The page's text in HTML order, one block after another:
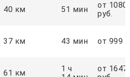
40 км 51 мин
от 1080
руб.
37 км 43 мин от 999
61 км
1 ч
от 1647